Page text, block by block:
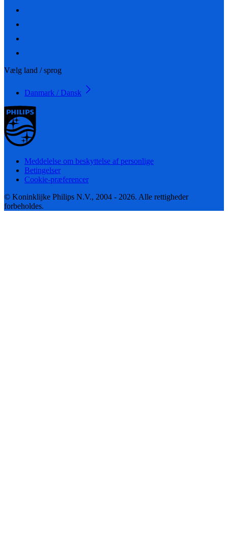
Vælg land / sprog
Danmark / Dansk
Meddelelse om beskyttelse af personlige
Betingelser
Cookie-præferencer
© Koninklijke Philips N.V., 2004 - 2026. Alle rettigheder
forbeholdes.